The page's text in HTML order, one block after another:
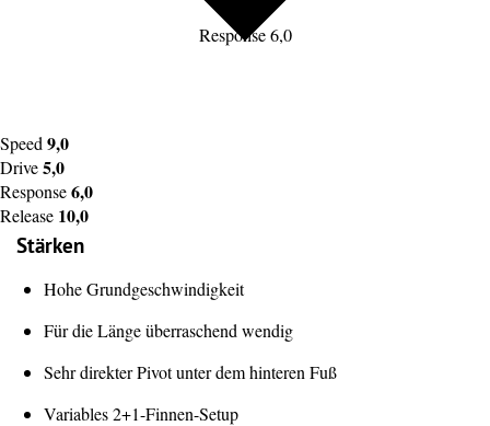
Response 6,0
Speed 9,0
Drive5,0
Response6,0
Release 10,0
Stärken
Hohe Grundgeschwindigkeit
Für die Länge überraschend wendig
Sehr direkter Pivot unter dem hinteren Fuß
Variables 2+1-Finnen-Setup